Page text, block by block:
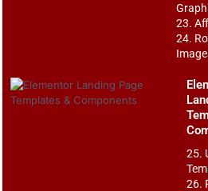
23.
24.
25.
26.